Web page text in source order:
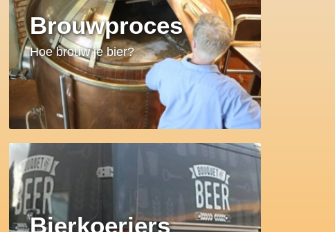
Brouwproces
Hoe brouw je bier?
Bierkoeriers